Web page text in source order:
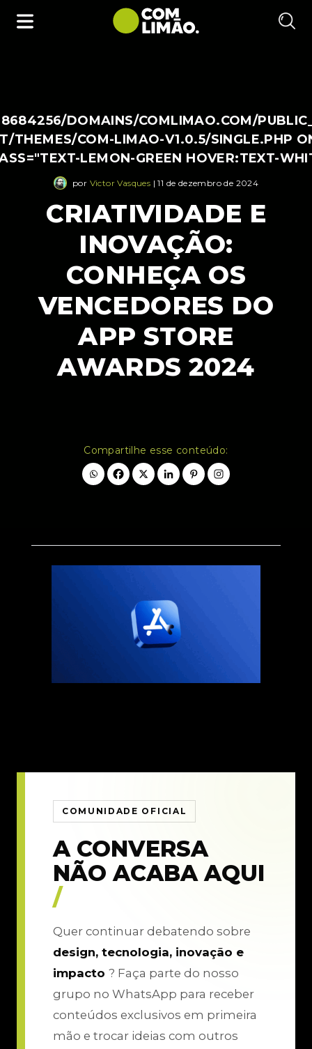
DOMAINS/COMLIMAO.COM/
THEMES/COM-LIMAO-V1.0.5/SINGLE.PHP
LEMON-GREEN HOVER:TEXT-
por Victor Vasques | 11 de dezembro de 2024
CRIATIVIDADE E
INOVAÇÃO:
CONHEÇA OS
VENCEDORES DO
APP STORE
AWARDS 2024
Compartilhe esse conteúdo:
COMUNIDADE OFICIAL
A CONVERSA
NÃO ACABA AQUI
/
Quer continuar debatendo sobre
design, tecnologia, inovação e
impacto ? Faça parte do nosso
grupo no WhatsApp para receber
conteúdos exclusivos em primeira
mão e trocar ideias com outros